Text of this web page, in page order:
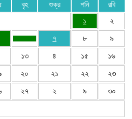
বৃহ শুক্র শনি
রবি
১
২
৭ ৮ ৯
১৩ ৪ ১৫ ১৬
২০ ২১ ২২ ২৩
২৭ ২ ৯ ৩০